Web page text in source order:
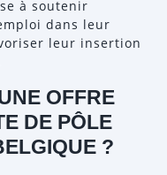
à soutenir
dans leur
leur insertion
OFFRE
DE PÔLE
?